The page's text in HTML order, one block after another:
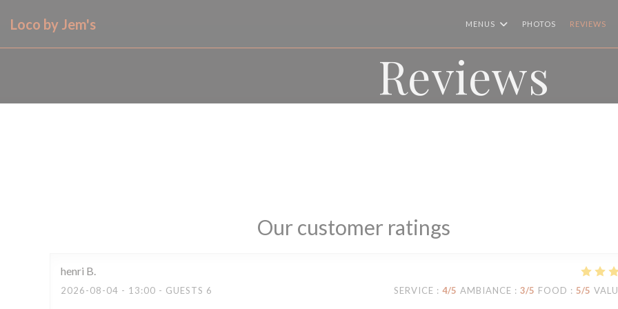
Loco by Jem's MENUS PHOTOS REVIEWS
Reviews
Our customer ratings
henri B
2026-08-04 - 13:00 - GUESTS 6 SERVICE : 4/5 AMBIANCE : 3/5 FOOD : 5/5